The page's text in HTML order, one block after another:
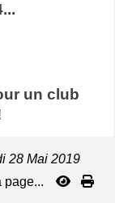
un club
28 Mai 2019
page...